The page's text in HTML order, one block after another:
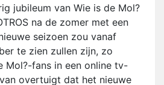
jubileum van Wie is de Mol?
na de zomer met een
seizoen zou vanaf
te zien zullen zijn, zo
Mol?-fans in een online tv-
overtuigt dat het nieuwe